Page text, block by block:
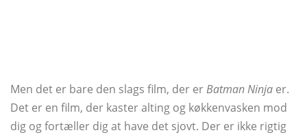
Men det er bare den slags film, der erBatman Ninja er.
Det er en film, der kaster alting og køkkenvasken mod
dig og fortæller dig at have det sjovt. Der er ikke rigtig